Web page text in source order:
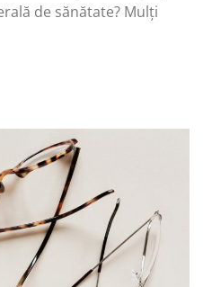
de sănătate? Mulți